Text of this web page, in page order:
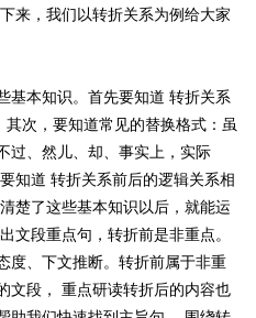
来，我们以转折关系为例给大家
本知识。首先要知道 转折关系
次，要知道常见的替换格式：虽
过、然儿、却、事实上，实际
知道 转折关系前后的逻辑关系相
楚了这些基本知识以后，就能运
文段重点句，转折前是非重点。
度、下文推断。转折前属于非重
文段， 重点研读转折后的内容也